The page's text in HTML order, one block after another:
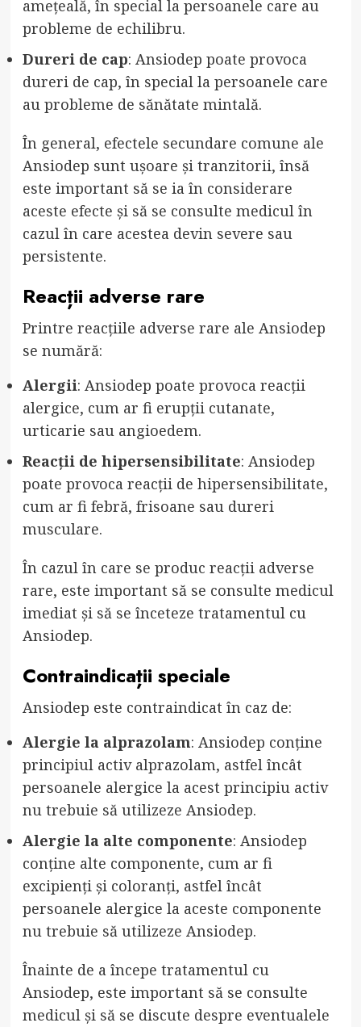
amețeală, în special la persoanele care au
probleme de echilibru.
Dureri de cap: Ansiodep poate provoca
dureri de cap, în special la persoanele care
au probleme de sănătate mintală.
În general, efectele secundare comune ale
Ansiodep sunt ușoare și tranzitorii, însă
este important să se ia în considerare
aceste efecte și să se consulte medicul în
cazul în care acestea devin severe sau
persistente.
Reacții adverse rare
Printre reacțiile adverse rare ale Ansiodep
se numără:
Alergii: Ansiodep poate provoca reacții
alergice, cum ar fi erupții cutanate,
urticarie sau angioedem.
Reacții de hipersensibilitate: Ansiodep
poate provoca reacții de hipersensibilitate,
cum ar fi febră, frisoane sau dureri
musculare.
În cazul în care se produc reacții adverse
rare, este important să se consulte medicul
imediat și să se înceteze tratamentul cu
Ansiodep.
Contraindicații speciale
Ansiodep este contraindicat în caz de:
Alergie la alprazolam: Ansiodep conține
principiul activ alprazolam, astfel încât
persoanele alergice la acest principiu activ
nu trebuie să utilizeze Ansiodep.
Alergie la alte componente: Ansiodep
conține alte componente, cum ar fi
excipienți și coloranți, astfel încât
persoanele alergice la aceste componente
nu trebuie să utilizeze Ansiodep.
Înainte de a începe tratamentul cu
Ansiodep, este important să se consulte
medicul și să se discute despre eventualele